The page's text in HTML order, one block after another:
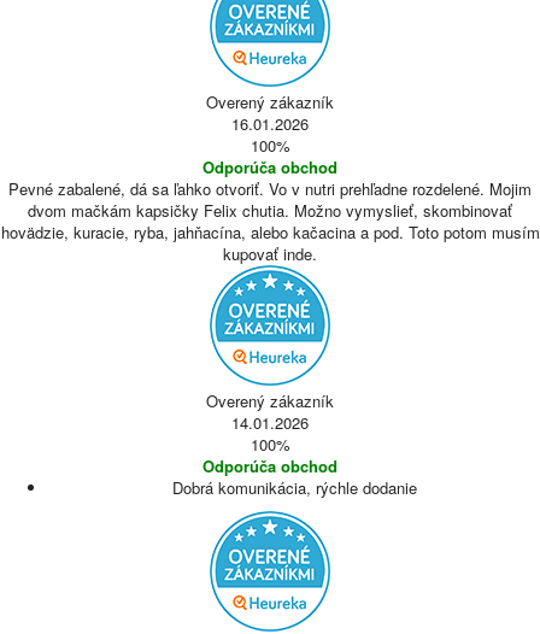
Overený zákazník
16.01.2026
100%
Odporúča obchod
Pevné zabalené, dá sa ľahko otvoriť. Vo v nutri prehľadne rozdelené. Mojim
dvom mačkám kapsičky Felix chutia. Možno vymyslieť, skombinovať
hovädzie, kuracie, ryba, jahňacína, alebo kačacina a pod. Toto potom musím
kupovať inde.
Overený zákazník
14.01.2026
100%
Odporúča obchod
Dobrá komunikácia, rýchle dodanie